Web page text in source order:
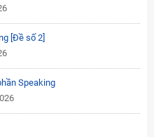
[Đề số 2]
Speaking